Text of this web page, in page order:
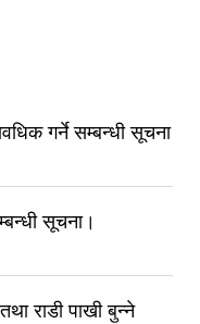
गर्ने सम्बन्धी सूचना
सूचना।
राडी पाखी बुन्ने